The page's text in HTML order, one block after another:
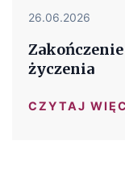
26.06.2026
życzenia
CZYTAJ